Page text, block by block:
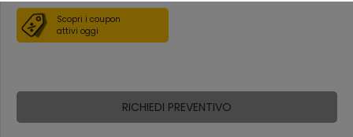
Scopri i coupon
attivi oggi
RICHIEDI PREVENTIVO